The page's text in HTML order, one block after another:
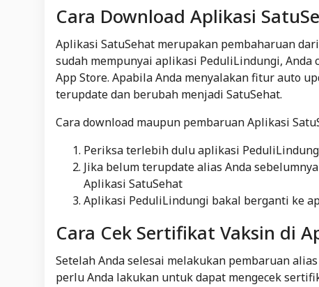
Cara Download Aplikasi
Aplikasi SatuSehat merupakan pembaharuan
sudah mempunyai aplikasi PeduliLindungi,
App Store. Apabila Anda menyalakan fitur auto
terupdate dan berubah menjadi SatuSehat.
Cara download maupun pembaruan Aplikasi
Periksa terlebih dulu aplikasi
Jika belum terupdate alias Anda
Aplikasi SatuSehat
Aplikasi PeduliLindungi bakal berganti ke
Cara Cek Sertifikat Vaksin di
Setelah Anda selesai melakukan pembaruan
perlu Anda lakukan untuk dapat mengecek